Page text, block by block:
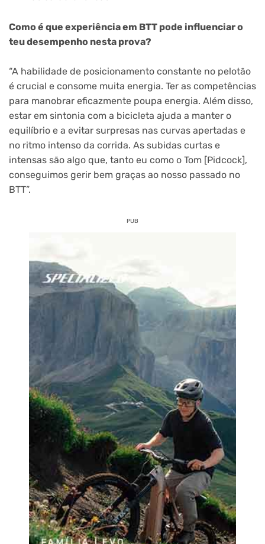
Como é que experiência em BTT pode influenciar o
teu desempenho nesta prova?
“A habilidade de posicionamento constante no pelotão
é crucial e consome muita energia. Ter as competências
para manobrar eficazmente poupa energia. Além disso,
estar em sintonia com a bicicleta ajuda a manter o
equilíbrio e a evitar surpresas nas curvas apertadas e
no ritmo intenso da corrida. As subidas curtas e
intensas são algo que, tanto eu como o Tom [Pidcock],
conseguimos gerir bem graças ao nosso passado no
BTT”.
PUB